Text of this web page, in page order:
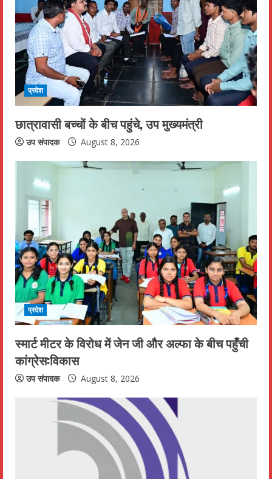
a
d
i
n
g
प्रदेश
छात्रावासी बच्चों के बीच पहुंचे, उप मुख्यमंत्री
उप संपादक August 8, 2026
प्रदेश
स्मार्ट मीटर के विरोध में जेन जी और अल्फा के बीच पहुँची
कांग्रेस:विकास
उप संपादक August 8, 2026